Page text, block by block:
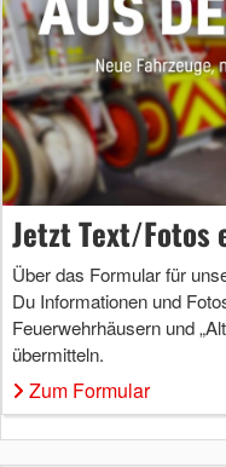
Jetzt Text/Fotos
Über das Formular für
Du Informationen und
Feuerwehrhäusern und
übermitteln.
Zum Formular